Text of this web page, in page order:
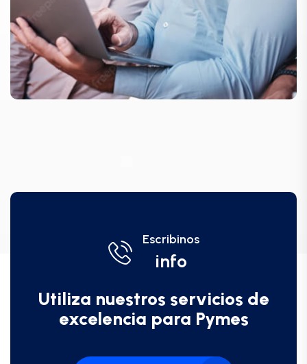
Escribinos
info
Utiliza nuestros servicios de
excelencia para Pymes